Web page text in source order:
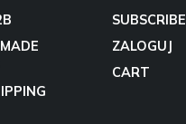
SUBSCRIBE
ZALOGUJ
CART